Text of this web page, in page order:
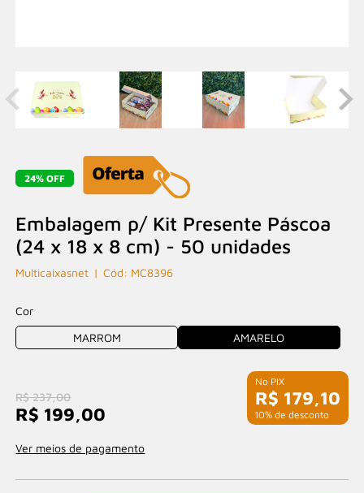
24% OFF
Embalagem p/ Kit Presente Páscoa
(24 x 18 x 8 cm) - 50 unidades
Multicaixasnet MC8396
Cor
MARROM
AMARELO
R$ 179,10
com 10% de desconto
R$ 237,00
R$ 199,00
Ver meios de pagamento